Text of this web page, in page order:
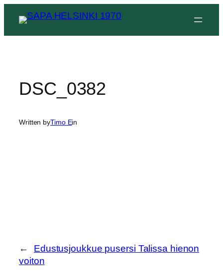
sisältöön
DSC_0382
Written byTimo Ein
←
Edustusjoukkue pusersi Talissa hienon
voiton